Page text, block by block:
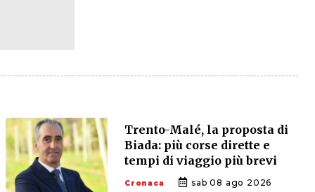
Trento-Malé, la proposta di
Biada: più corse dirette e
tempi di viaggio più brevi
Cronaca sab 08 ago 2026